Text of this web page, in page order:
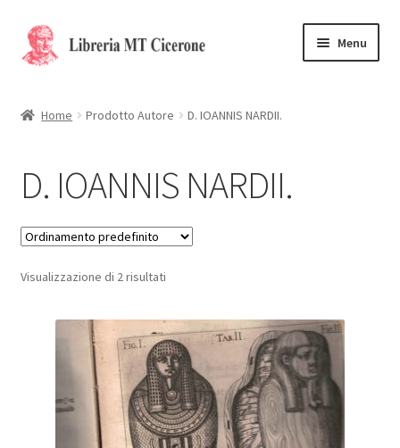
Vai
alla
Vai
al
Menu
La Storia
Contattaci
Cassa
Carrello
Privacy Policy
Home Prodotto Autore D. IOANNIS NARDII.
D. IOANNIS NARDII.
Visualizzazione di 2 risultati